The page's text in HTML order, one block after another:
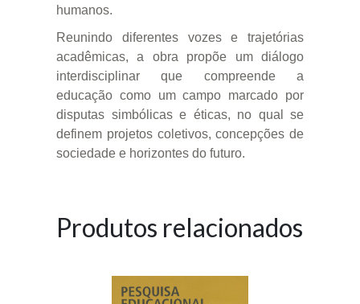
humanos.
Reunindo diferentes vozes e trajetórias
acadêmicas, a obra propõe um diálogo
interdisciplinar que compreende a
educação como um campo marcado por
disputas simbólicas e éticas, no qual se
definem projetos coletivos, concepções de
sociedade e horizontes do futuro.
Produtos relacionados